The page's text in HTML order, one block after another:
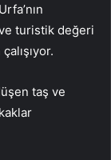
turistik değeri
taş ve